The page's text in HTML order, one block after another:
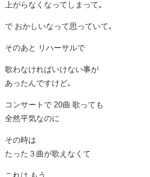
上がらなくなってしまって｡
で おかしいなって思っていて｡
そのあと リハーサルで
歌わなければいけない事が
あったんですけど｡
コンサートで 20曲 歌っても
全然平気なのに
その時は
たった３曲が歌えなくて
これは もう